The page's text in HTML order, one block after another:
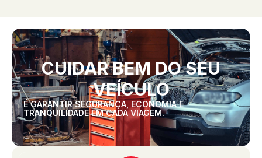
CUIDAR BEM DO SEU
VEÍCULO
É GARANTIR SEGURANÇA, ECONOMIA E
TRANQUILIDADE EM CADA VIAGEM.